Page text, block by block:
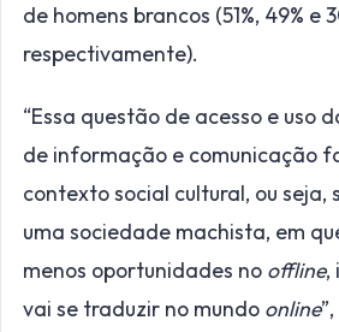
de homens brancos (51%, 49% e
respectivamente).
“Essa questão de acesso e uso
de informação e comunicação
contexto social cultural, ou seja,
uma sociedade machista, em
menos oportunidades no offline,
vai se traduzir no mundo online